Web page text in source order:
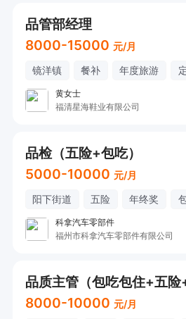
品管部经理
8000-15000 元/月
镜洋镇 餐补 年度旅游
黄女士
福清星海鞋业有限公司
品检（五险+包吃）
5000-10000 元/月
阳下街道 五险 年终奖
科拿汽车零部件
福州市科拿汽车零部件有限公司
8000-10000 元/月